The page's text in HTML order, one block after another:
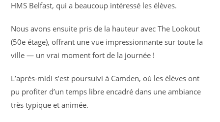
HMS Belfast, qui a beaucoup intéressé les élèves.
Nous avons ensuite pris de la hauteur avec The Lookout
(50e étage), offrant une vue impressionnante sur toute la
ville — un vrai moment fort de la journée !
L’après-midi s’est poursuivi à Camden, où les élèves ont
pu profiter d’un temps libre encadré dans une ambiance
très typique et animée.